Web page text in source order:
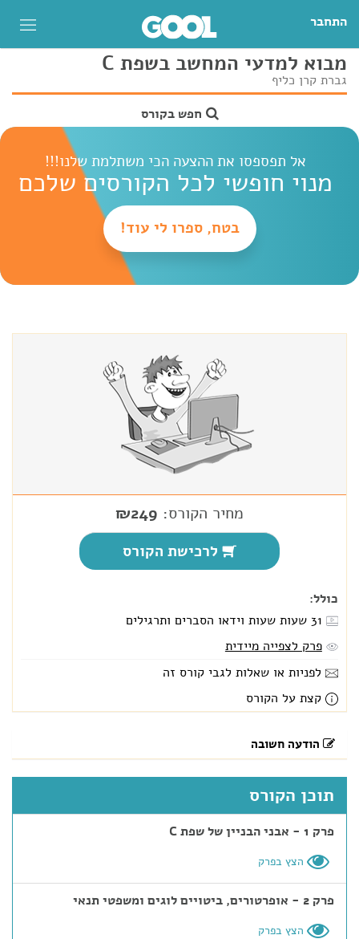
התחבר
מבוא למדעי המחשב בשפת C
גברת קרן כליף
חפש בקורס
אל תפספסו את ההצעה הכי משתלמת שלנו!!!
מנוי חופשי לכל הקורסים שלכם
בטח, ספרו לי עוד!
מחיר הקורס:
לרכישת הקורס
כולל:
31 שעות
שעות וידאו הסברים ותרגילים
פרק לצפייה מיידית
לפניות או שאלות לגבי קורס זה
קצת על הקורס
הודעה חשובה
תוכן הקורס
פרק 1 - אבני הבניין של שפת C
הצץ בפרק
פרק 2 - אופרטורים, ביטויים לוגים ומשפטי תנאי
הצץ בפרק